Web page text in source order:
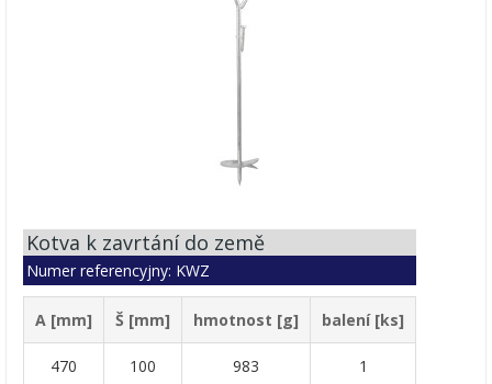
Kotva k zavrtání do země
Numer referencyjny: KWZ
A [mm] Š [mm] hmotnost [g] balení [ks]
470 100 983 1